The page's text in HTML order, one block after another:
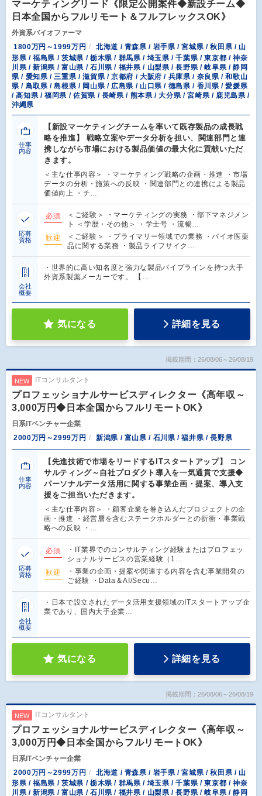
マーケティングリード《限定公開案件◆新設チーム◆
日本全国からフルリモート＆フルフレックスOK》
外資系バイオファーマ
1800万円～1999万円
北海道 / 青森県 / 岩手県 / 宮城県 / 秋田県 / 山
形県 / 福島県 / 茨城県 / 栃木県 / 群馬県 / 埼玉県 / 千葉県 / 東京都 / 神奈
川県 / 新潟県 / 富山県 / 石川県 / 福井県 / 山梨県 / 長野県 / 岐阜県 / 静岡
県 / 愛知県 / 三重県 / 滋賀県 / 京都府 / 大阪府 / 兵庫県 / 奈良県 / 和歌山
県 / 鳥取県 / 島根県 / 岡山県 / 広島県 / 山口県 / 徳島県 / 香川県 / 愛媛県
/ 高知県 / 福岡県 / 佐賀県 / 長崎県 / 熊本県 / 大分県 / 宮崎県 / 鹿児島県 /
沖縄県
仕事
内容
【新設マーケティングチームを率いて既存製品の成長戦
略を推進】 戦略立案やデータ分析を担い、関連部門と連
携しながら市場における製品価値の最大化に貢献いただ
きます。
＜主な仕事内容＞ ・マーケティング戦略の企画・推進 ・市場
データの分析・施策への反映 ・関連部門との連携による製品
価値向上 ・チ…
応募
資格
必須
＜ご経験＞ ・マーケティングの実務 ・部下マネジメン
ト ＜学歴・その他＞ ・学士号 ・流暢…
歓迎
＜ご経験＞ ・プライマリー領域での業務 ・バイオ医薬
品に関する業務 ・製品ライフサイク…
会社
概要
・世界的に高い知名度と強力な製品パイプラインを持つ大手
外資系製薬メーカーです。 【…
気になる 詳細を見る
掲載期間：26/08/06～26/08/19
NEW ITコンサルタント
プロフェッショナルサービスディレクター《高年収～
3,000万円◆日本全国からフルリモートOK》
日系ITベンチャー企業
2000万円～2999万円
新潟県 / 富山県 / 石川県 / 福井県 / 長野県
仕事
内容
【先進技術で市場をリードするITスタートアップ】 コン
サルティング～自社プロダクト導入を一気通貫で支援◆
パーソナルデータ活用に関する事業企画・提案、導入支
援をご担当いただきます。
＜主な仕事内容＞ ・顧客企業を巻き込んだプロジェクトの企
画・推進 ・経営層を含むステークホルダーとの折衝・事業戦
略への反映 ・…
応募
資格
必須
・IT業界でのコンサルティング経験またはプロフェッ
ショナルサービスの営業経験（1…
歓迎
・事業の企画・提案や関連する内容を含む事業開発の
ご経験 ・Data＆AI/Secu…
会社
概要
・日本で設立されたデータ活用支援領域のITスタートアップ企
業であり、国内大手企業…
気になる 詳細を見る
掲載期間：26/08/06～26/08/19
NEW ITコンサルタント
プロフェッショナルサービスディレクター《高年収～
3,000万円◆日本全国からフルリモートOK》
日系ITベンチャー企業
2000万円～2999万円
北海道 / 青森県 / 岩手県 / 宮城県 / 秋田県 / 山
形県 / 福島県 / 茨城県 / 栃木県 / 群馬県 / 埼玉県 / 千葉県 / 東京都 / 神奈
川県 / 新潟県 / 富山県 / 石川県 / 福井県 / 山梨県 / 長野県 / 岐阜県 / 静岡